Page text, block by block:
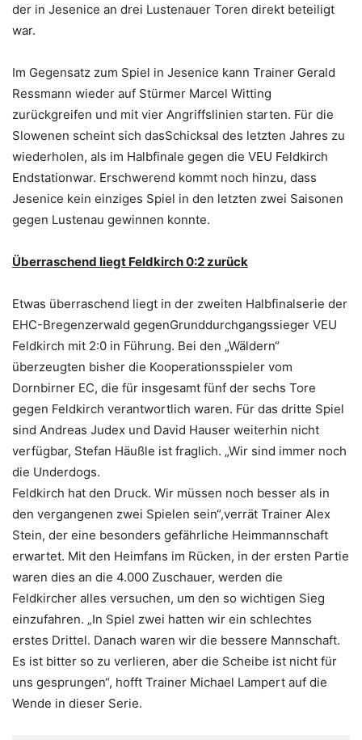
der in Jesenice an drei Lustenauer Toren direkt beteiligt
war.
Im Gegensatz zum Spiel in Jesenice kann Trainer Gerald
Ressmann wieder auf Stürmer Marcel Witting
zurückgreifen und mit vier Angriffslinien starten. Für die
Slowenen scheint sich dasSchicksal des letzten Jahres zu
wiederholen, als im Halbfinale gegen die VEU Feldkirch
Endstationwar. Erschwerend kommt noch hinzu, dass
Jesenice kein einziges Spiel in den letzten zwei Saisonen
gegen Lustenau gewinnen konnte.
Überraschend liegt Feldkirch 0:2 zurück
Etwas überraschend liegt in der zweiten Halbfinalserie der
EHC-Bregenzerwald gegenGrunddurchgangssieger VEU
Feldkirch mit 2:0 in Führung. Bei den „Wäldern“
überzeugten bisher die Kooperationsspieler vom
Dornbirner EC, die für insgesamt fünf der sechs Tore
gegen Feldkirch verantwortlich waren. Für das dritte Spiel
sind Andreas Judex und David Hauser weiterhin nicht
verfügbar, Stefan Häußle ist fraglich. „Wir sind immer noch
die Underdogs.
Feldkirch hat den Druck. Wir müssen noch besser als in
den vergangenen zwei Spielen sein“,verrät Trainer Alex
Stein, der eine besonders gefährliche Heimmannschaft
erwartet. Mit den Heimfans im Rücken, in der ersten Partie
waren dies an die 4.000 Zuschauer, werden die
Feldkircher alles versuchen, um den so wichtigen Sieg
einzufahren. „In Spiel zwei hatten wir ein schlechtes
erstes Drittel. Danach waren wir die bessere Mannschaft.
Es ist bitter so zu verlieren, aber die Scheibe ist nicht für
uns gesprungen“, hofft Trainer Michael Lampert auf die
Wende in dieser Serie.